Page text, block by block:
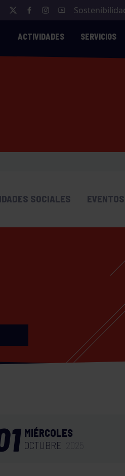
ACTIVIDADES SERVICIOS
SOCIALES
MIÉRCOLES
OCTUBRE